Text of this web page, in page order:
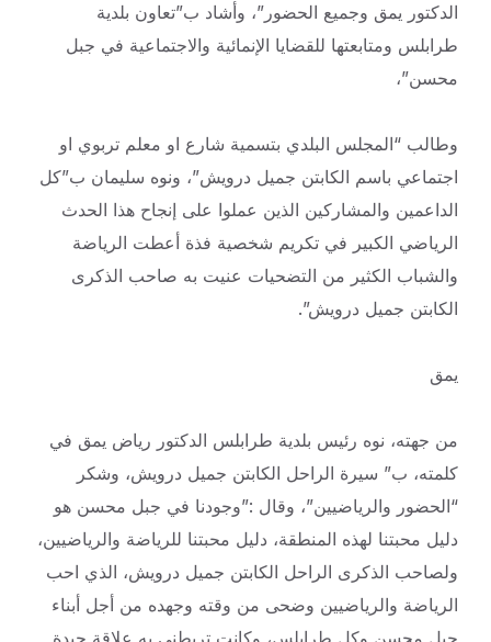
الدكتور يمق وجميع الحضور”، وأشاد ب”تعاون بلدية
طرابلس ومتابعتها للقضايا الإنمائية والاجتماعية في جبل
محسن”،
وطالب “المجلس البلدي بتسمية شارع او معلم تربوي او
اجتماعي باسم الكابتن جميل درويش”، ونوه سليمان ب”كل
الداعمين والمشاركين الذين عملوا على إنجاح هذا الحدث
الرياضي الكبير في تكريم شخصية فذة أعطت الرياضة
والشباب الكثير من التضحيات عنيت به صاحب الذكرى
الكابتن جميل درويش”.
يمق
من جهته، نوه رئيس بلدية طرابلس الدكتور رياض يمق في
كلمته، ب” سيرة الراحل الكابتن جميل درويش، وشكر
“الحضور والرياضيين”، وقال :”وجودنا في جبل محسن هو
دليل محبتنا لهذه المنطقة، دليل محبتنا للرياضة والرياضيين،
ولصاحب الذكرى الراحل الكابتن جميل درويش، الذي احب
الرياضة والرياضيين وضحى من وقته وجهده من أجل أبناء